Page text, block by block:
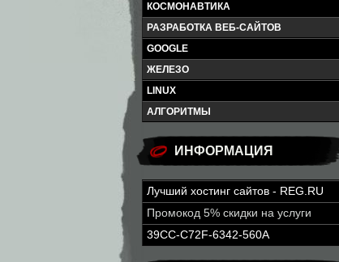
КОСМОНАВТИКА
РАЗРАБОТКА ВЕБ-САЙТОВ
GOOGLE
ЖЕЛЕЗО
LINUX
АЛГОРИТМЫ
ИНФОРМАЦИЯ
Лучший хостинг сайтов - REG.RU
Промокод 5% скидки на услуги
39CC-C72F-6342-560A